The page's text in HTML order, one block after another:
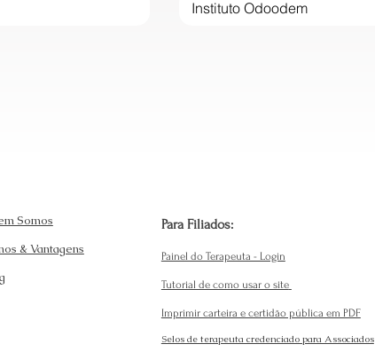
Somos
& Vantagens
Para Filiados:
Painel do Terapeuta - Login
Tutorial de como usar o site
Imprimir carteira e certidão pública em PDF
Selos de terapeuta credenciado para Associados